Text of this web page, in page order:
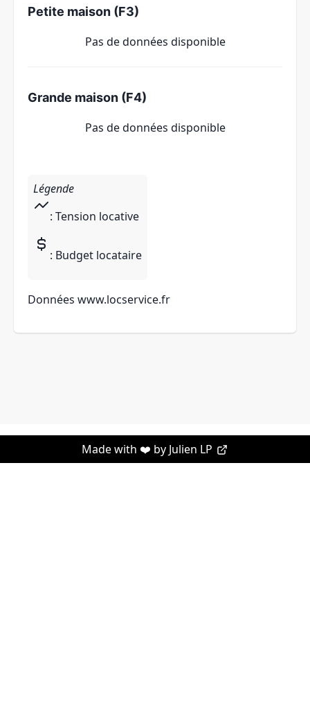
Petite maison (F3)
Pas de données disponible
Grande maison (F4)
Pas de données disponible
Légende
: Tension locative
: Budget locataire
Données www.locservice.fr
Made with ❤️ by Julien LP